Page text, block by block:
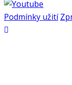
Podmínky užití